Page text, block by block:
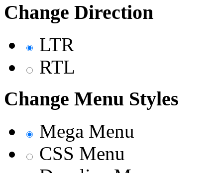
Change Direction
LTR
RTL
Change Menu Styles
Mega Menu
CSS Menu